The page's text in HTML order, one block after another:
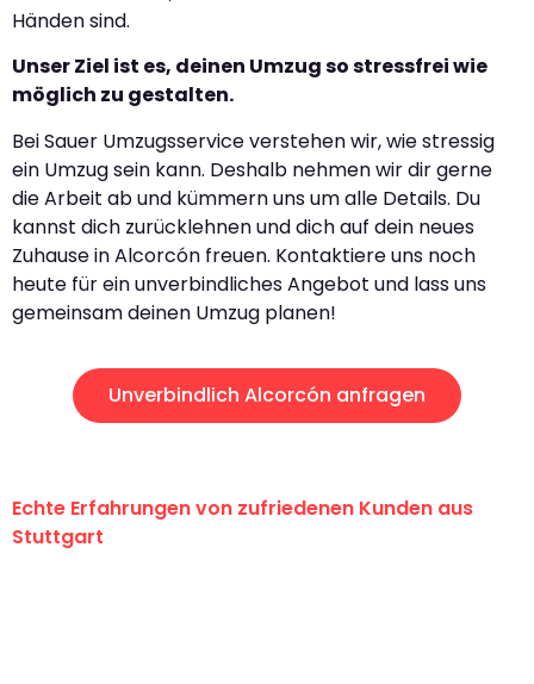
Händen sind.
Unser Ziel ist es, deinen Umzug so stressfrei wie
möglich zu gestalten.
Bei Sauer Umzugsservice verstehen wir, wie stressig
ein Umzug sein kann. Deshalb nehmen wir dir gerne
die Arbeit ab und kümmern uns um alle Details. Du
kannst dich zurücklehnen und dich auf dein neues
Zuhause in Alcorcón freuen. Kontaktiere uns noch
heute für ein unverbindliches Angebot und lass uns
gemeinsam deinen Umzug planen!
Unverbindlich Alcorcón anfragen
Echte Erfahrungen von zufriedenen Kunden aus
Stuttgart